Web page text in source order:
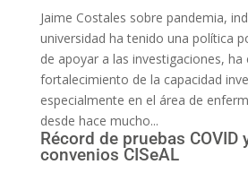
Jaime Costales sobre pandemia,
universidad ha tenido una política
de apoyar a las investigaciones, ha
fortalecimiento de la capacidad
especialmente en el área de
desde hace mucho...
Récord de pruebas COVID
convenios CISeAL